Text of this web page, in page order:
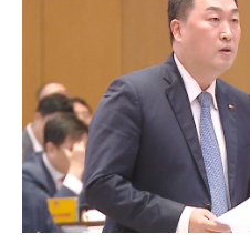
tiếp triển khai mô hình